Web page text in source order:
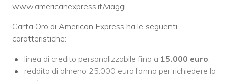
www.americanexpress.it/viaggi.
Carta Oro di American Express ha le seguenti
caratteristiche:
linea di credito personalizzabile fino a 15.000 euro;
reddito di almeno 25.000 euro l’anno per richiedere la